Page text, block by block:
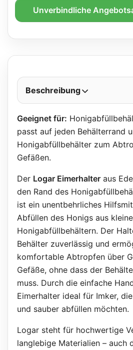
Unverbindliche
Beschreibung
Geeignet für:
passt auf jeden Behälterrand
Honigabfüllbehälter zum
Gefäßen.
Der Logar Eimerhalteraus
den Rand des
ist ein unentbehrliches
Abfüllen des Honigs aus
Honigabfüllbehältern. Der
Behälter zuverlässig und
komfortable Abtropfen über
Gefäße, ohne dass der
muss. Durch die einfache
Eimerhalter ideal für Imker,
und sauber abfüllen möchten.
Logar steht für hochwertige
langlebige Materialien – auch